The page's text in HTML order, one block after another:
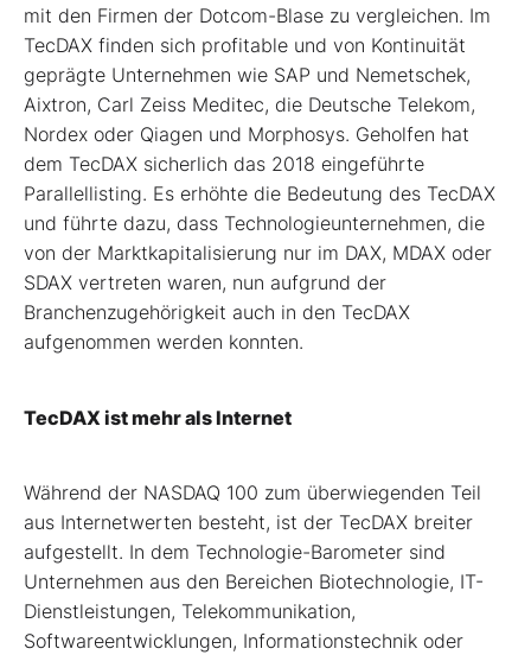
mit den Firmen der Dotcom-Blase zu vergleichen. Im
TecDAX finden sich profitable und von Kontinuität
geprägte Unternehmen wie SAP und Nemetschek,
Aixtron, Carl Zeiss Meditec, die Deutsche Telekom,
Nordex oder Qiagen und Morphosys. Geholfen hat
dem TecDAX sicherlich das 2018 eingeführte
Parallellisting. Es erhöhte die Bedeutung des TecDAX
und führte dazu, dass Technologieunternehmen, die
von der Marktkapitalisierung nur im DAX, MDAX oder
SDAX vertreten waren, nun aufgrund der
Branchenzugehörigkeit auch in den TecDAX
aufgenommen werden konnten.
TecDAX ist mehr als Internet
Während der NASDAQ 100 zum überwiegenden Teil
aus Internetwerten besteht, ist der TecDAX breiter
aufgestellt. In dem Technologie-Barometer sind
Unternehmen aus den Bereichen Biotechnologie, IT-
Dienstleistungen, Telekommunikation,
Softwareentwicklungen, Informationstechnik oder